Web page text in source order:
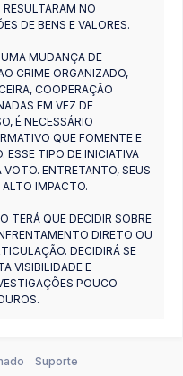
NO
DE BENS E VALORES.
MUDANÇA DE
CRIME ORGANIZADO,
COOPERAÇÃO
EM VEZ DE
É NECESSÁRIO
QUE FOMENTE E
ESSE TIPO DE INICIATIVA
ENTRETANTO, SEUS
IMPACTO.
TERÁ QUE DECIDIR SOBRE
DIRETO OU
DECIDIRÁ SE
VISIBILIDADE E
POUCO
Suporte